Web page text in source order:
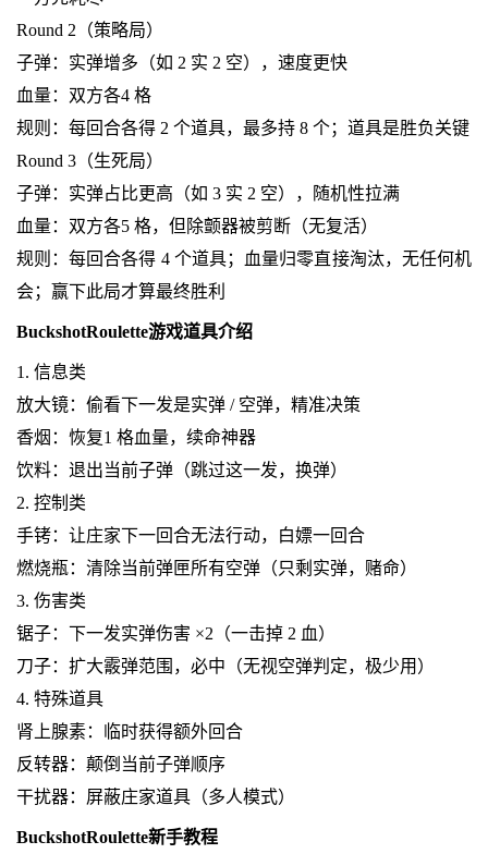
Round 2（策略局）
子弹：实弹增多（如 2 实 2 空），速度更快
血量：双方各4 格
规则：每回合各得 2 个道具，最多持 8 个；道具是胜负关键
Round 3（生死局）
子弹：实弹占比更高（如 3 实 2 空），随机性拉满
血量：双方各5 格，但除颤器被剪断（无复活）
规则：每回合各得 4 个道具；血量归零直接淘汰，无任何机
会；赢下此局才算最终胜利
BuckshotRoulette游戏道具介绍
1. 信息类
放大镜：偷看下一发是实弹 / 空弹，精准决策
香烟：恢复1 格血量，续命神器
饮料：退出当前子弹（跳过这一发，换弹）
2. 控制类
手铐：让庄家下一回合无法行动，白嫖一回合
燃烧瓶：清除当前弹匣所有空弹（只剩实弹，赌命）
3. 伤害类
锯子：下一发实弹伤害 ×2（一击掉 2 血）
刀子：扩大霰弹范围，必中（无视空弹判定，极少用）
4. 特殊道具
肾上腺素：临时获得额外回合
反转器：颠倒当前子弹顺序
干扰器：屏蔽庄家道具（多人模式）
BuckshotRoulette新手教程